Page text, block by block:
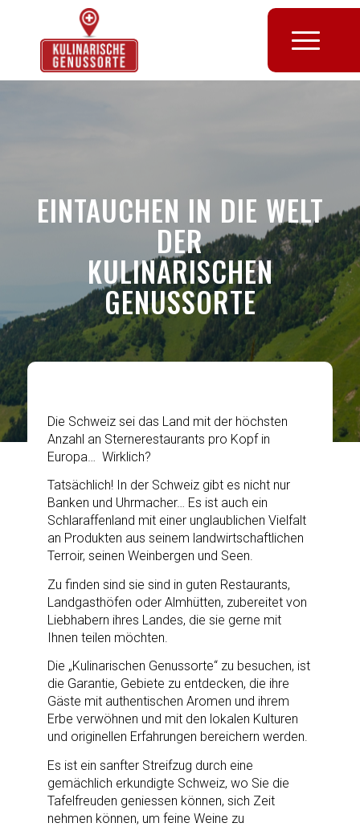
EINTAUCHEN IN DIE WELT
DER
KULINARISCHEN
GENUSSORTE
Die Schweiz sei das Land mit der höchsten
Anzahl an Sternerestaurants pro Kopf in
Europa… Wirklich?
Tatsächlich! In der Schweiz gibt es nicht nur
Banken und Uhrmacher… Es ist auch ein
Schlaraffenland mit einer unglaublichen Vielfalt
an Produkten aus seinem landwirtschaftlichen
Terroir, seinen Weinbergen und Seen.
Zu finden sind sie sind in guten Restaurants,
Landgasthöfen oder Almhütten, zubereitet von
Liebhabern ihres Landes, die sie gerne mit
Ihnen teilen möchten.
Die „Kulinarischen Genussorte“ zu besuchen, ist
die Garantie, Gebiete zu entdecken, die ihre
Gäste mit authentischen Aromen und ihrem
Erbe verwöhnen und mit den lokalen Kulturen
und originellen Erfahrungen bereichern werden.
Es ist ein sanfter Streifzug durch eine
gemächlich erkundigte Schweiz, wo Sie die
Tafelfreuden geniessen können, sich Zeit
nehmen können, um feine Weine zu